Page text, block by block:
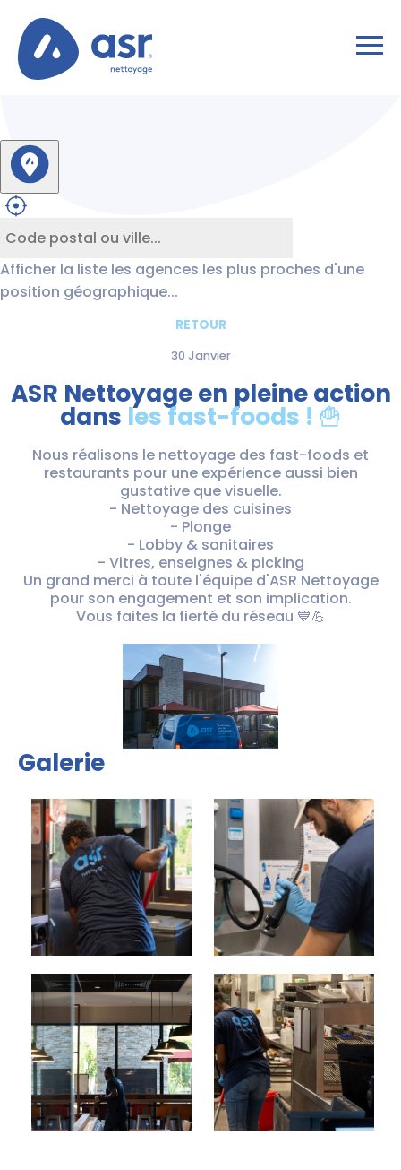
Afficher la liste les agences les plus proches d'une
position géographique...
RETOUR
30 Janvier
ASR Nettoyage en pleine action
dans les fast-foods ! 🍟
Nous réalisons le nettoyage des fast-foods et
restaurants pour une expérience aussi bien
gustative que visuelle.
- Nettoyage des cuisines
- Plonge
- Lobby & sanitaires
- Vitres, enseignes & picking
Un grand merci à toute l'équipe d'ASR Nettoyage
pour son engagement et son implication.
Vous faites la fierté du réseau 💙💪
Galerie